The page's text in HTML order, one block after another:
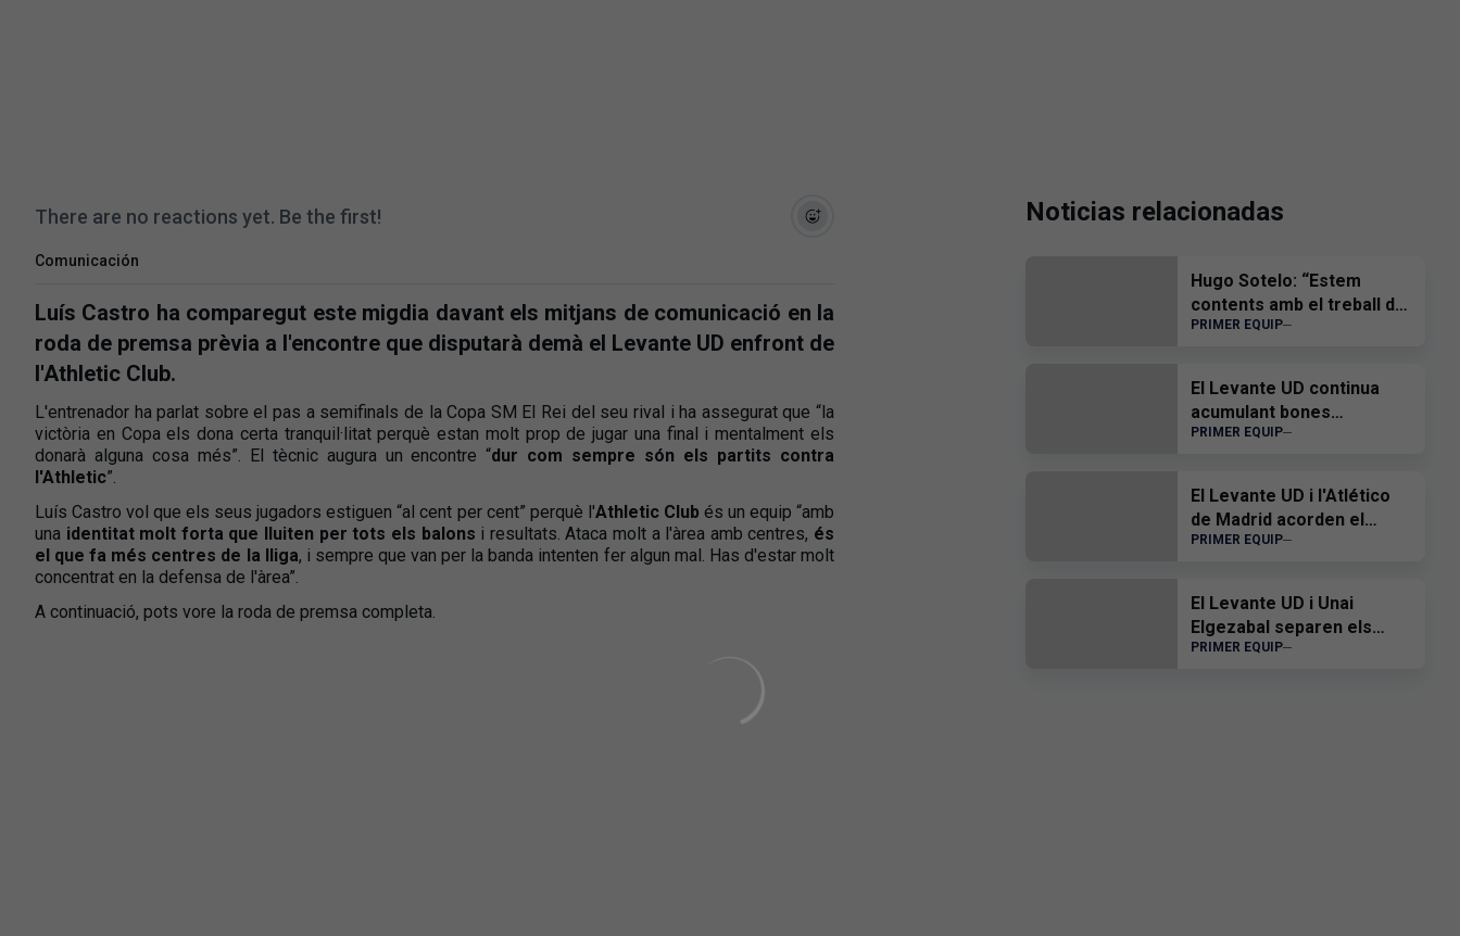
There are no reactions yet. Be the first!
Comunicación
Luís Castro ha comparegut este migdia davant els mitjans de comunicació en la
roda de premsa prèvia a l'encontre que disputarà demà el Levante UD enfront de
l'Athletic Club.
L'entrenador ha parlat sobre el pas a semifinals de la Copa SM El Rei del seu rival i ha assegurat que “la
victòria en Copa els dona certa tranquil·litat perquè estan molt prop de jugar una final i mentalment els
donarà alguna cosa més”. El tècnic augura un encontre “dur com sempre són els partits contra
l'Athletic”.
Luís Castro vol que els seus jugadors estiguen “al cent per cent” perquè l'Athletic Club és un equip “amb
una identitat molt forta que lluiten per tots els balons i resultats. Ataca molt a l'àrea amb centres, és
el que fa més centres de la lliga, i sempre que van per la banda intenten fer algun mal. Has d'estar molt
concentrat en la defensa de l'àrea”.
A continuació, pots vore la roda de premsa completa.
Noticias relacionadas
Hugo Sotelo: “Estem
contents amb el treball de
l'equip”
PRIMER EQUIP
El Levante UD continua
acumulant bones
sensacions
PRIMER EQUIP
El Levante UD i l'Atlético
de Madrid acorden el
traspàs d'Edgar Alcañiz
PRIMER EQUIP
El Levante UD i Unai
Elgezabal separen els
seus camins
PRIMER EQUIP